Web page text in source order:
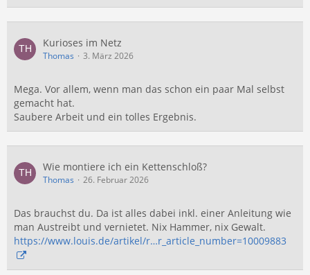
Kurioses im Netz
Thomas 3. März 2026
Mega. Vor allem, wenn man das schon ein paar Mal selbst
gemacht hat.
Saubere Arbeit und ein tolles Ergebnis.
Wie montiere ich ein Kettenschloß?
Thomas 26. Februar 2026
Das brauchst du. Da ist alles dabei inkl. einer Anleitung wie
man Austreibt und vernietet. Nix Hammer, nix Gewalt.
https://www.louis.de/artikel/r…r_article_number=10009883